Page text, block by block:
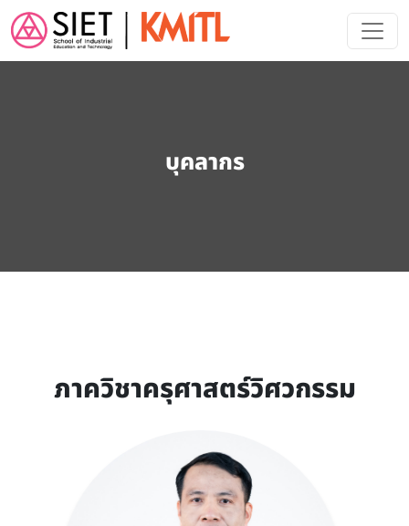
Skip to main content
บุคลากร
ภาควิชาครุศาสตร์วิศวกรรม